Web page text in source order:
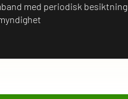
med periodisk besiktning